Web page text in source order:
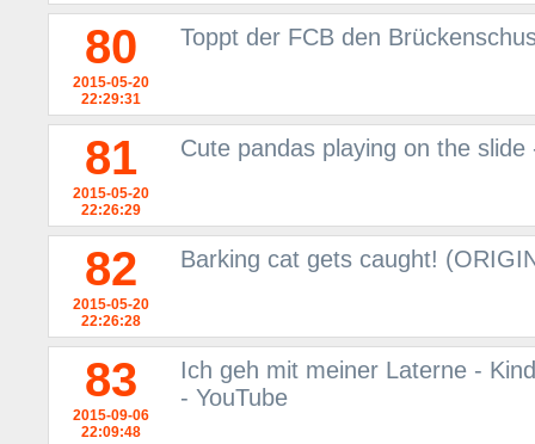
80
2015-05-20
22:29:31
Toppt der FCB den
81
2015-05-20
22:26:29
Cute pandas playing on the slide
82
2015-05-20
22:26:28
Barking cat gets caught!
83
2015-09-06
22:09:48
Ich geh mit meiner Laterne -
- YouTube